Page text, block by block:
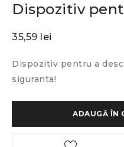
Dispozitiv
35,59 lei
Dispozitiv pentru a
siguranta!
ADAUGĂ ÎN